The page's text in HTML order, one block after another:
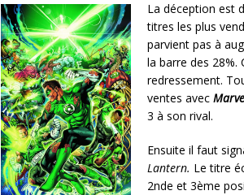
La déception est
titres les plus
parvient pas à
la barre des 28%.
redressement.
ventes avec
3 à son rival.
Ensuite il faut
Lantern. Le titre
2nde et 3ème